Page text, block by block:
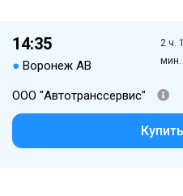
14:35
● Воронеж АВ
2 ч.
мин.
ООО "Автотранссервис"